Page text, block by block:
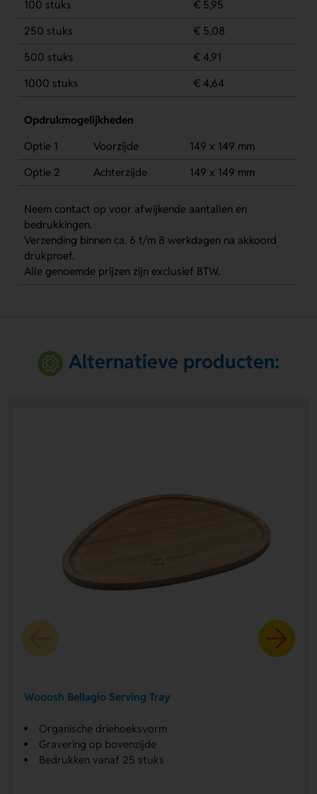
100 stuks
€ 5,95
250 stuks
€ 5,08
500 stuks
€ 4,91
1000 stuks
€ 4,64
Opdrukmogelijkheden
Optie 1
Voorzijde
149 x 149 mm
Optie 2
Achterzijde 149 x 149 mm
Neem contact op voor afwijkende aantallen en
bedrukkingen.
Verzending binnen ca. 6 t/m 8 werkdagen na akkoord
drukproef.
Alle genoemde prijzen zijn exclusief BTW.
Alternatieve producten:
Wooosh Bellagio Serving Tray
Organische driehoeksvorm
Gravering op bovenzijde
Bedrukken vanaf 25 stuks